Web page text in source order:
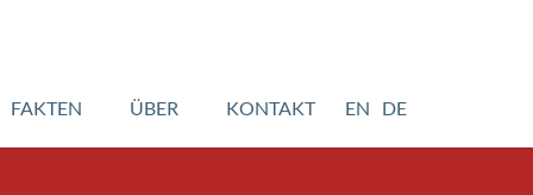
FAKTEN ÜBER KONTAKT EN DE